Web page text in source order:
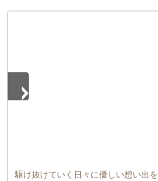
駆け抜けていく日々に優しい想い出を